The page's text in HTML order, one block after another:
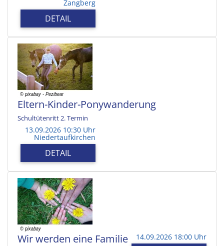
Zangberg
DETAIL
Eltern-Kinder-Ponywanderung
Schultütenritt 2. Termin
13.09.2026 10:30 Uhr
Niedertaufkirchen
DETAIL
Wir werden eine Familie 14.09.2026 18:00 Uhr